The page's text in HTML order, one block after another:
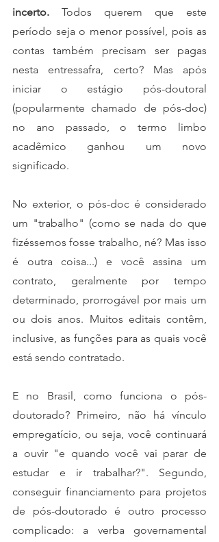
incerto. Todos querem que este
período seja o menor possível, pois as
contas também precisam ser pagas
nesta entressafra, certo? Mas após
iniciar o estágio pós-doutoral
(popularmente chamado de pós-doc)
no ano passado, o termo limbo
acadêmico ganhou um novo
significado.
No exterior, o pós-doc é considerado
um "trabalho" (como se nada do que
fizéssemos fosse trabalho, né? Mas isso
é outra coisa...) e você assina um
contrato, geralmente por tempo
determinado, prorrogável por mais um
ou dois anos. Muitos editais contêm,
inclusive, as funções para as quais você
está sendo contratado.
E no Brasil, como funciona o pós-
doutorado? Primeiro, não há vínculo
empregatício, ou seja, você continuará
a ouvir "e quando você vai parar de
estudar e ir trabalhar?". Segundo,
conseguir financiamento para projetos
de pós-doutorado é outro processo
complicado: a verba governamental